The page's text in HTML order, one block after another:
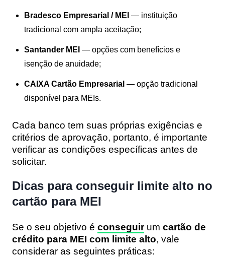
Bradesco Empresarial / MEI — instituição
tradicional com ampla aceitação;
Santander MEI — opções com benefícios e
isenção de anuidade;
CAIXA Cartão Empresarial — opção tradicional
disponível para MEIs.
Cada banco tem suas próprias exigências e
critérios de aprovação, portanto, é importante
verificar as condições específicas antes de
solicitar.
Dicas para conseguir limite alto no
cartão para MEI
Se o seu objetivo é conseguirum cartão de
crédito para MEI com limite alto, vale
considerar as seguintes práticas: